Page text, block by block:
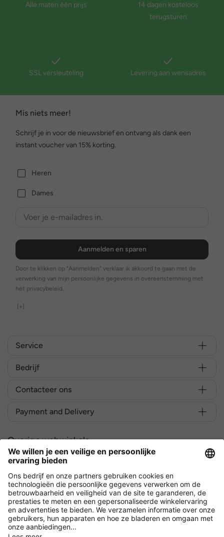
Alle maten één prijs
14 dagen kosteloos
terugsturen
SSL versleuteling Levering aan wensadres
Mis niets meer!
Schrijf je in voor de nieuwsbrief en ontvang als dank een
instant voucher van 15% korting.
Heren
Dames
Aanmelden en sparen
Door te klikken op "Aanmelden" verklaar ik akkoord te gaan met de
verwerking van mijn persoonlijke gegevens in overeenstemming met
het privacybeleid.
[+]
Service
Bedrijf
Contacteer ons
Payment and Delivery
Overige webwinkels
België
Versleuteling met